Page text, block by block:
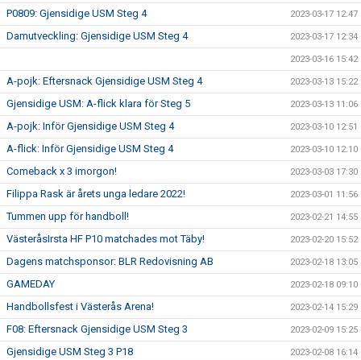
P0809: Gjensidige USM Steg 4 2023-03-17 12:47
Damutveckling: Gjensidige USM Steg 4 2023-03-17 12:34
2023-03-16 15:42
A-pojk: Eftersnack Gjensidige USM Steg 4 2023-03-13 15:22
Gjensidige USM: A-flick klara för Steg 5 2023-03-13 11:06
A-pojk: Inför Gjensidige USM Steg 4 2023-03-10 12:51
A-flick: Inför Gjensidige USM Steg 4 2023-03-10 12:10
Comeback x 3 imorgon! 2023-03-03 17:30
Filippa Rask är årets unga ledare 2022! 2023-03-01 11:56
Tummen upp för handboll! 2023-02-21 14:55
VästeråsIrsta HF P10 matchades mot Täby! 2023-02-20 15:52
Dagens matchsponsor: BLR Redovisning AB 2023-02-18 13:05
GAMEDAY 2023-02-18 09:10
Handbollsfest i Västerås Arena! 2023-02-14 15:29
F08: Eftersnack Gjensidige USM Steg 3 2023-02-09 15:25
Gjensidige USM Steg 3 P18 2023-02-08 16:14